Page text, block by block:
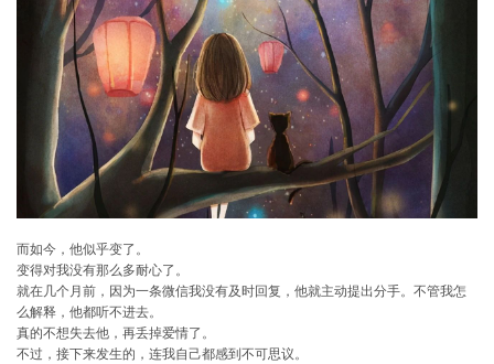
而如今，他似乎变了。
变得对我没有那么多耐心了。
就在几个月前，因为一条微信我没有及时回复，他就主动提出分手。不管我怎
么解释，他都听不进去。
真的不想失去他，再丢掉爱情了。
不过，接下来发生的，连我自己都感到不可思议。